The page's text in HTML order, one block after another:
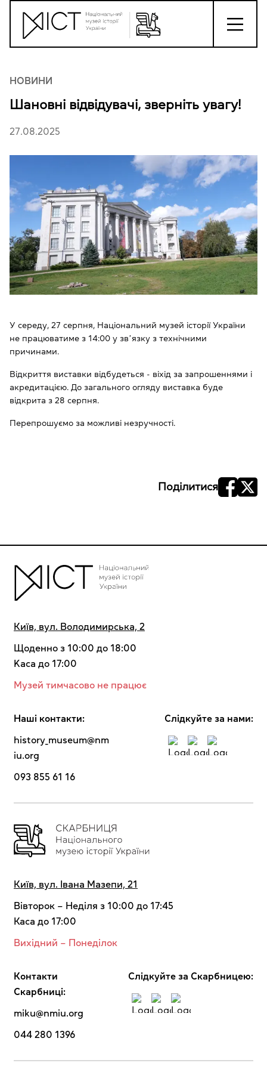
НОВИНИ
Шановні відвідувачі, зверніть увагу!
27.08.2025
У середу, 27 серпня, Національний музей історії України
не працюватиме з 14:00 у звʼязку з технічними
причинами.
Відкриття виставки відбудеться - віхід за запрошеннями і
акредитацією. До загального огляду виставка буде
відкрита з 28 серпня.
Перепрошуємо за можливі незручності.
Поділитися
Київ, вул. Володимирська, 2
Щоденно з 10:00 до 18:00
Kaca до 17:00
Музей тимчасово не працює
Наші контакти:
history_museum@nm
iu.org
093 855 61 16
Cлідкуйте за нами:
Київ, вул. Івана Мазепи, 21
Вівторок – Неділя з 10:00 до 17:45
Каса до 17:00
Вихідний – Понеділок
Контакти
Скарбниці:
miku@nmiu.org
044 280 1396
Cлідкуйте за Скарбницею: